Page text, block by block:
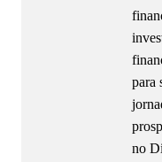
para
no